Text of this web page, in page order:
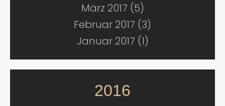
März 2017 (5)
Februar 2017 (3)
Januar 2017 (1)
2016